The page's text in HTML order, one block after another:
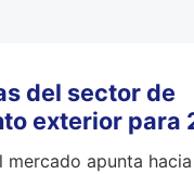
del sector de
exterior para
mercado apunta